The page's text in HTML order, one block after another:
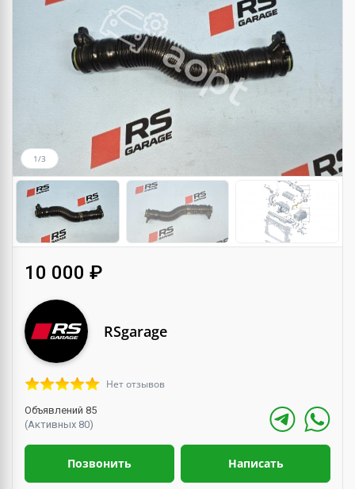
1/3
10 000 ₽
RSgarage
Нет отзывов
Объявлений 85
(Активных 80)
Позвонить Написать